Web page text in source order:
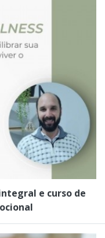
e curso de